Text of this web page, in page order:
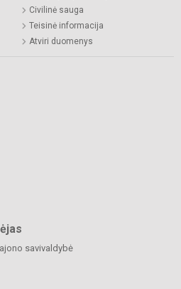
Civilinė sauga
Teisinė informacija
Atviri duomenys
savivaldybė